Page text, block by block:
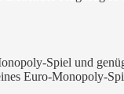
Spiel und
Euro-Monopoly-